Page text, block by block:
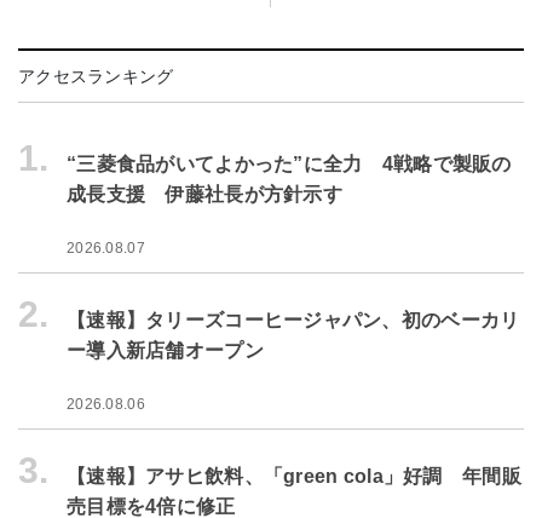
アクセスランキング
1.
“三菱食品がいてよかった”に全力 4戦略で製販の
成長支援 伊藤社長が方針示す
2026.08.07
2.
【速報】タリーズコーヒージャパン、初のベーカリ
ー導入新店舗オープン
2026.08.06
3.
【速報】アサヒ飲料、「green cola」好調 年間販
売目標を4倍に修正